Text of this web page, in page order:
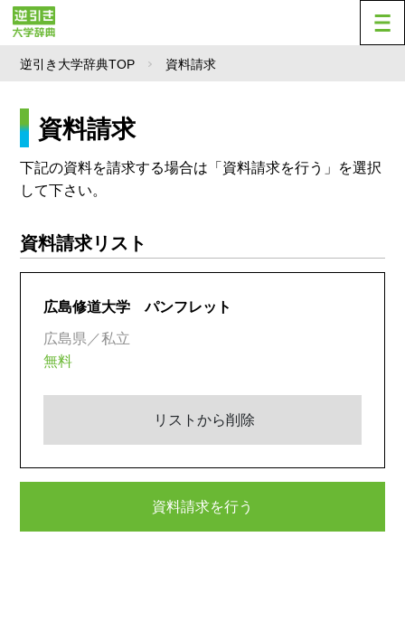
逆引き大学辞典TOP 資料請求
資料請求
下記の資料を請求する場合は「資料請求を行う」を選択
して下さい。
資料請求リスト
広島修道大学 パンフレット
広島県／私立
無料
リストから削除
資料請求を行う